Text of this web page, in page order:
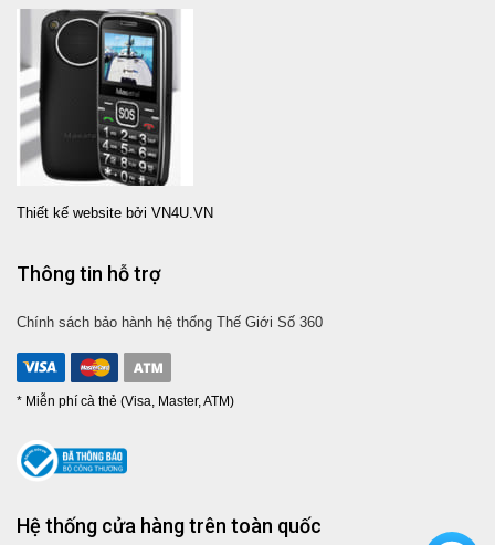
Thiết kế website bởi VN4U.VN
Thông tin hỗ trợ
Chính sách bảo hành hệ thống Thế Giới Số 360
* Miễn phí cà thẻ (Visa, Master, ATM)
Hệ thống cửa hàng trên toàn quốc